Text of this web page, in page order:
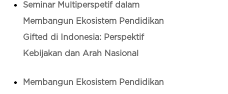
Seminar Multiperspetif dalam
Membangun Ekosistem Pendidikan
Gifted di Indonesia: Perspektif
Kebijakan dan Arah Nasional
Membangun Ekosistem Pendidikan